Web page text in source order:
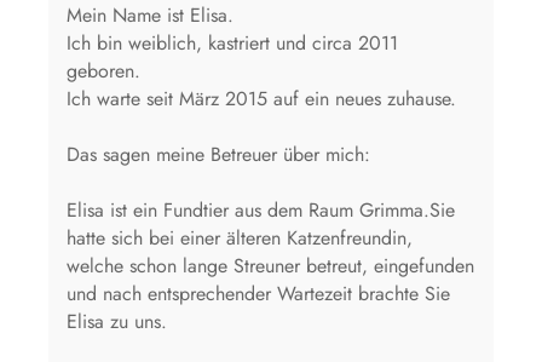
Mein Name ist Elisa.
Ich bin weiblich, kastriert und circa 2011
geboren.
Ich warte seit März 2015 auf ein neues zuhause.
Das sagen meine Betreuer über mich:
Elisa ist ein Fundtier aus dem Raum Grimma.Sie
hatte sich bei einer älteren Katzenfreundin,
welche schon lange Streuner betreut, eingefunden
und nach entsprechender Wartezeit brachte Sie
Elisa zu uns.